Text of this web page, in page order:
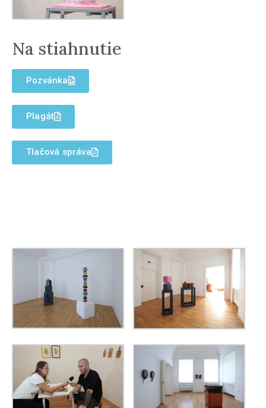
Na stiahnutie
Pozvánka
Plagát
Tlačová správa